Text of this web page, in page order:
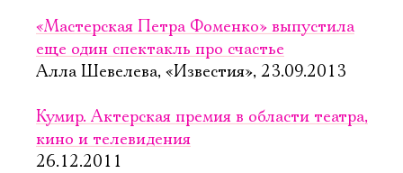
«Мастерская Петра Фоменко» выпустила
еще один спектакль про счастье
Алла Шевелева, «Известия», 23.09.2013
Кумир. Актерская премия в области театра,
кино и телевидения
26.12.2011